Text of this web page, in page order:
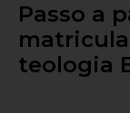
Passo a
teologia